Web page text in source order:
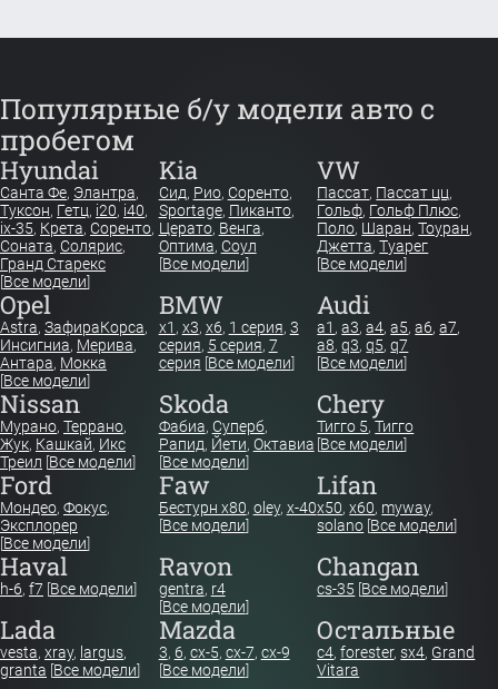
Популярные б/у модели авто с
пробегом
Hyundai
Санта Фе, Элантра,
Туксон, Гетц, i20, i40,
ix-35, Крета, Соренто,
Соната, Солярис,
Гранд Старекс
[Все модели]
Kia
Сид, Рио, Соренто,
Sportage, Пиканто,
Церато, Венга,
Оптима, Соул
[Все модели]
VW
Пассат, Пассат цц,
Гольф, Гольф Плюс,
Поло, Шаран,Тоуран,
Джетта,Туарег
[Все модели]
Opel
Astra, ЗафираКорса,
Инсигниа, Мерива,
Антара, Мокка
[Все модели]
BMW
x1 , x3, x6, 1 серия, 3
серия, 5 серия, 7
серия [Все модели]
Audi
a1 ,a3,a4,a5,a6,a7,
a8,q3,q5,q7
[Все модели]
Nissan
Мурано, Террано,
Жук, Кашкай, Икс
Треил [Все модели]
Skoda
Фабиа, Суперб,
Рапид, Йети, Октавиа
[Все модели]
Chery
Тигго 5,Тигго
[Все модели]
Ford
Мондео, Фокус,
Эксплорер
[Все модели]
Faw
Бестурн х80, oley, x-40
[Все модели]
Lifan
x50,x60, myway,
solano [Все модели]
Haval
h-6, f7 [Все модели]
Ravon
gentra, r4
[Все модели]
Changan
cs-35 [Все модели]
Lada
vesta, xray, largus,
granta [Все модели]
Mazda
3, 6, cx-5, cx-7, cx-9
[Все модели]
Остальные
c4,forester,sx4, Grand
Vitara